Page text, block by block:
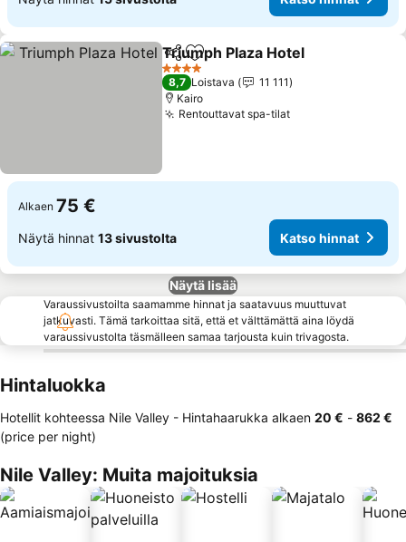
Jaa Lisää suosikkeihin
Triumph Plaza Hotel
4 Tähtiluokitus
8,7 Loistava
11 111
Kairo
Rentouttavat spa-tilatKatso hinnat
Alkaen 75 €
Näytä hinnat 13 sivustolta Katso hinnat
Näytä lisää
Varaussivustoilta saamamme hinnat ja saatavuus muuttuvat
jatkuvasti. Tämä tarkoittaa sitä, että et välttämättä aina löydä
varaussivustolta täsmälleen samaa tarjousta kuin trivagosta.
Hintaluokka
Hotellit kohteessa Nile Valley - Hintahaarukka alkaen ‎20 € - ‎862 €
(price per night)
Nile Valley: Muita majoituksia